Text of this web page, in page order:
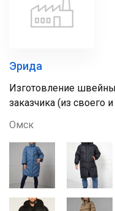
Эрида
Изготовление
заказчика (из своего
Омск